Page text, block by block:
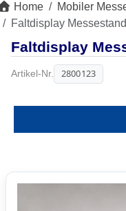
Home Mobiler
Faltdisplay
Faltdisplay
Artikel-Nr. 2800123